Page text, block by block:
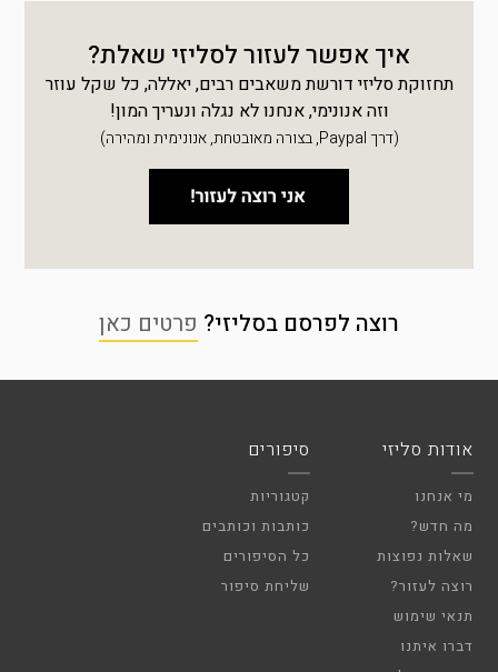
איך אפשר לעזור לסליזי שאלת?
תחזוקת סליזי דורשת משאבים רבים, יאללה, כל שקל עוזר
וזה אנונימי, אנחנו לא נגלה ונעריך המון!
(דרך Paypal, בצורה מאובטחת, אנונימית ומהירה)
רוצה לפרסם בסליזי? פרטים כאן
אודות סליזי
מי אנחנו
מה חדש?
שאלות נפוצות
רוצה לעזור?
תנאי שימוש
דברו איתנו
סיפורים
קטגוריות
כותבות וכותבים
כל הסיפורים
שליחת סיפור